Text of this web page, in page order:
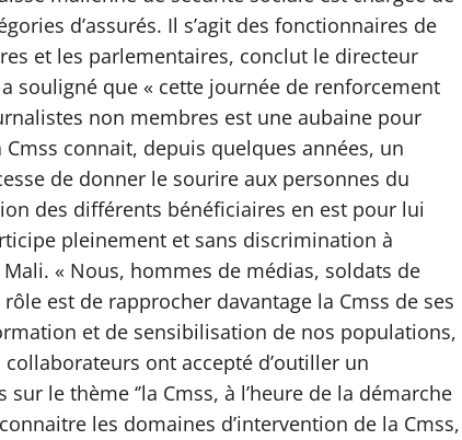
d’assurés. Il s’agit des fonctionnaires de
et les parlementaires, conclut le directeur
souligné que « cette journée de renforcement
non membres est une aubaine pour
connait, depuis quelques années, un
de donner le sourire aux personnes du
des différents bénéficiaires en est pour lui
pleinement et sans discrimination à
« Nous, hommes de médias, soldats de
est de rapprocher davantage la Cmss de ses
et de sensibilisation de nos populations,
ont accepté d’outiller un
le thème ‘’la Cmss, à l’heure de la démarche
les domaines d’intervention de la Cmss,